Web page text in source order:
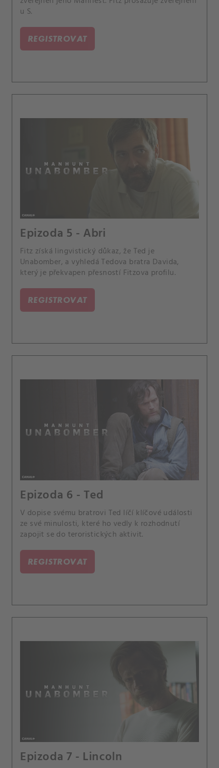
u S.
REGISTROVAT
Epizoda 5 - Abri
Fitz získá lingvistický důkaz, že Ted je
Unabomber, a vyhledá Tedova bratra Davida,
který je překvapen přesností Fitzova profilu.
REGISTROVAT
Epizoda 6 - Ted
V dopise svému bratrovi Ted líčí klíčové události
ze své minulosti, které ho vedly k rozhodnutí
zapojit se do teroristických aktivit.
REGISTROVAT
Epizoda 7 - Lincoln